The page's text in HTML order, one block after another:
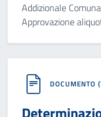
Addizionale
Approvazione
DOCUMENTO